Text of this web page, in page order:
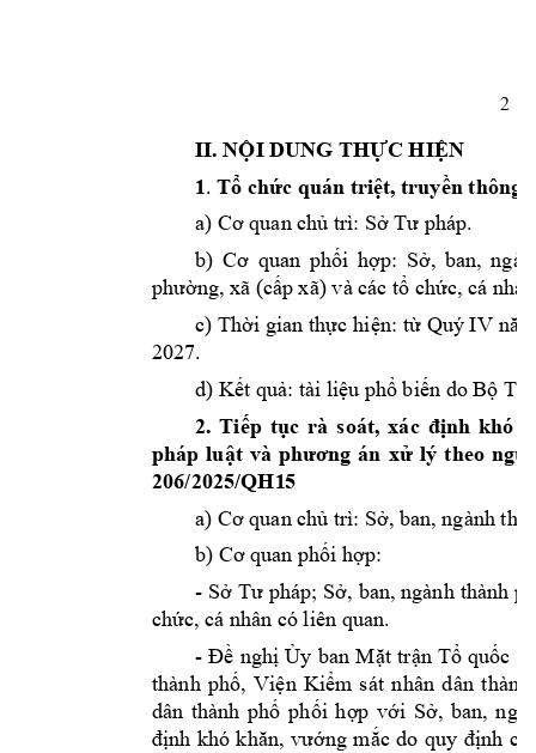
2
II. NỘI DUNG THỰC HIỆN
1. Tổ chức quán triệt, truyền thông
a) Cơ quan chủ trì: Sở Tư pháp.
b) Cơ quan phối hợp: Sở, ban,
phường, xã (cấp xã) và các tổ chức, cá
c) Thời gian thực hiện: từ Quý IV
2027.
d) Kết quả: tài liệu phổ biến do Bộ Tư
2. Tiếp tục rà soát, xác định khó
pháp luật và phương án xử lý theo
206/2025/QH15
a) Cơ quan chủ trì: Sở, ban, ngành thà
b) Cơ quan phối hợp:
- Sở Tư pháp; Sở, ban, ngành thành
chức, cá nhân có liên quan.
- Đề nghị Ủy ban Mặt trận Tổ quốc
thành phố, Viện Kiểm sát nhân dân thành
dân thành phố phối hợp với Sở, ban,
định khó khăn, vướng mắc do quy định